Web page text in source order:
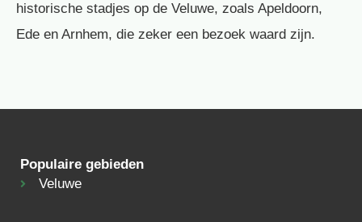
historische stadjes op de Veluwe, zoals Apeldoorn,
Ede en Arnhem, die zeker een bezoek waard zijn.
Populaire gebieden
Veluwe